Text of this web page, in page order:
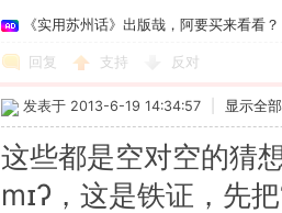
《实用苏州话》出版哉，阿要买来看看？
回复 支持 反对
发表于 2013-6-19 14:34:57 显示全
这些都是空对空的猜
mɪʔ，这是铁证，先